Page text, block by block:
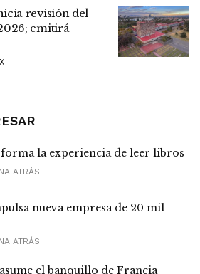
revisión del
emitirá
la experiencia de leer libros
ATRÁS
nueva empresa de 20 mil
ATRÁS
el banquillo de Francia